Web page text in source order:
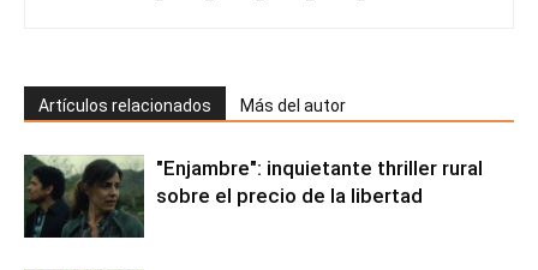
Artículos relacionados Más del autor
"Enjambre": inquietante thriller rural
sobre el precio de la libertad